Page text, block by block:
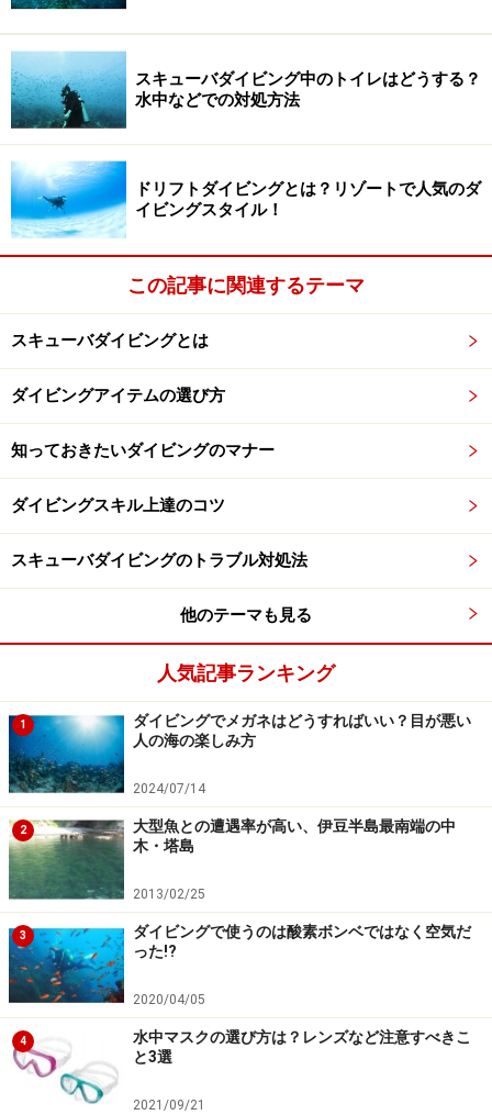
スキューバダイビング中のトイレはどうする？
水中などでの対処方法
ドリフトダイビングとは？リゾートで人気のダ
イビングスタイル！
この記事に関連するテーマ
スキューバダイビングとは
ダイビングアイテムの選び方
知っておきたいダイビングのマナー
ダイビングスキル上達のコツ
スキューバダイビングのトラブル対処法
他のテーマも見る
人気記事ランキング
1
ダイビングでメガネはどうすればいい？目が悪い
人の海の楽しみ方
2024/07/14
2
大型魚との遭遇率が高い、伊豆半島最南端の中
木・塔島
2013/02/25
3
ダイビングで使うのは酸素ボンベではなく空気だ
った!?
2020/04/05
4
水中マスクの選び方は？レンズなど注意すべきこ
と3選
2021/09/21